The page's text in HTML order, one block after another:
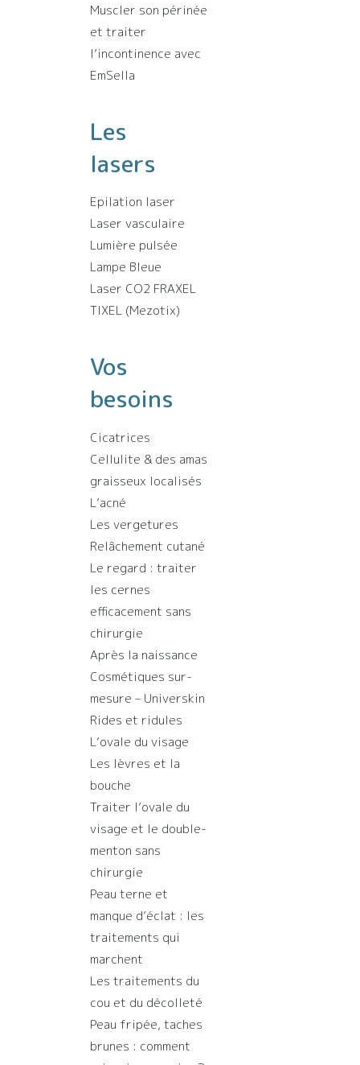
Muscler son périnée
et traiter
l’incontinence avec
EmSella
Les
lasers
Epilation laser
Laser vasculaire
Lumière pulsée
Lampe Bleue
Laser CO2 FRAXEL
TIXEL (Mezotix)
Vos
besoins
Cicatrices
Cellulite & des amas
graisseux localisés
L’acné
Les vergetures
Relâchement cutané
Le regard : traiter
les cernes
efficacement sans
chirurgie
Après la naissance
Cosmétiques sur-
mesure – Universkin
Rides et ridules
L’ovale du visage
Les lèvres et la
bouche
Traiter l’ovale du
visage et le double-
menton sans
chirurgie
Peau terne et
manque d’éclat : les
traitements qui
marchent
Les traitements du
cou et du décolleté
Peau fripée, taches
brunes : comment